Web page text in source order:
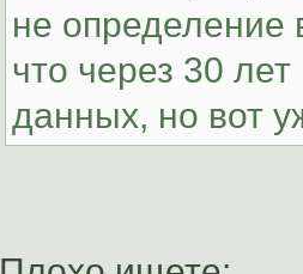
не определение
что через 30
данных, но вот